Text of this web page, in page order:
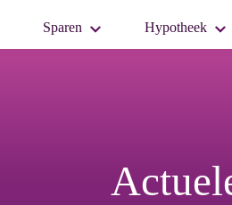
Sparen Hypotheek